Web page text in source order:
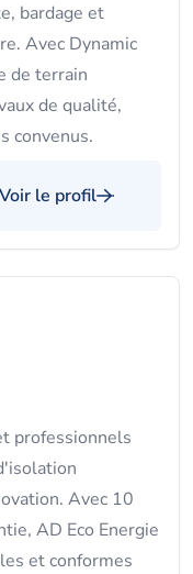
bardage et
Avec Dynamic
de terrain
de qualité,
convenus.
Voir le profil
professionnels
Avec 10
AD Eco Energie
et conformes